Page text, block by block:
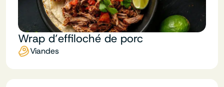
Wrap d’effiloché de porc
Viandes